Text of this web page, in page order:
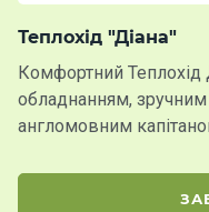
Теплохід "Діана"
Комфортний
обладнанням,
англомовним